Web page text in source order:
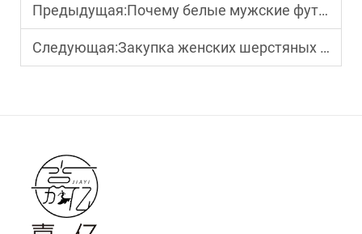
Предыдущая:Почему белые мужские футболки премиум-класса являются незаменимым товаром на складе даже в период рецессии
Следующая:Закупка женских шерстяных пальто: выявление высококачественных шерстяных смесей